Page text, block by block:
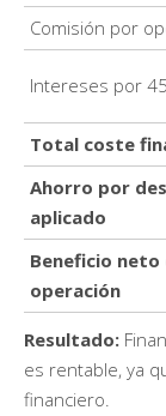
Comisión por
Intereses por
Total coste
Ahorro por
aplicado
Beneficio neto
operación
Resultado:
es rentable, ya
financiero.